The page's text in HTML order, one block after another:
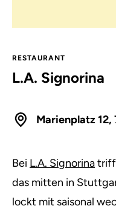
RESTAURANT
L.A. Signorina
Marienplatz
Bei L.A. Signorina
das mitten in
lockt mit saisonal